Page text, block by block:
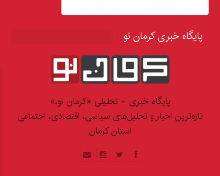
پایگاه خبری کرمان نو
پایگاه خبری - تحلیلی «کرمان نو،»
تازه‌ترین اخبار و تحلیل‌های سیاسی، اقتصادی، اجتماعی
استان کرمان